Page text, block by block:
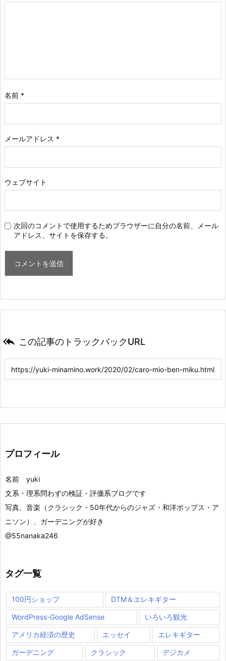
名前 *
メールアドレス *
ウェブサイト
次回のコメントで使用するためブラウザーに自分の名前、メール
アドレス、サイトを保存する。
 この記事のトラックバックURL
プロフィール
名前 yuki
文系・理系問わずの検証・評価系ブログです
写真、音楽（クラシック・50年代からのジャズ・和洋ポップス・ア
ニソン）、ガーデニングが好き
@55nanaka246
タグ一覧
100円ショップ DTM＆エレキギター
WordPress-Google AdSense いろいろ観光
アメリカ経済の歴史 エッセイ エレキギター
ガーデニング クラシック デジカメ